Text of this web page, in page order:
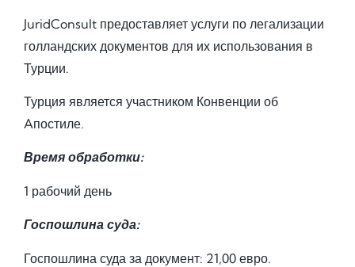
JuridConsult предоставляет услуги по легализации
голландских документов для их использования в
Турции.
Турция является участником Конвенции об
Aпостиле.
Время обработки:
1 рабочий день
Госпошлина суда:
Госпошлина суда за документ: 21,00 евро.